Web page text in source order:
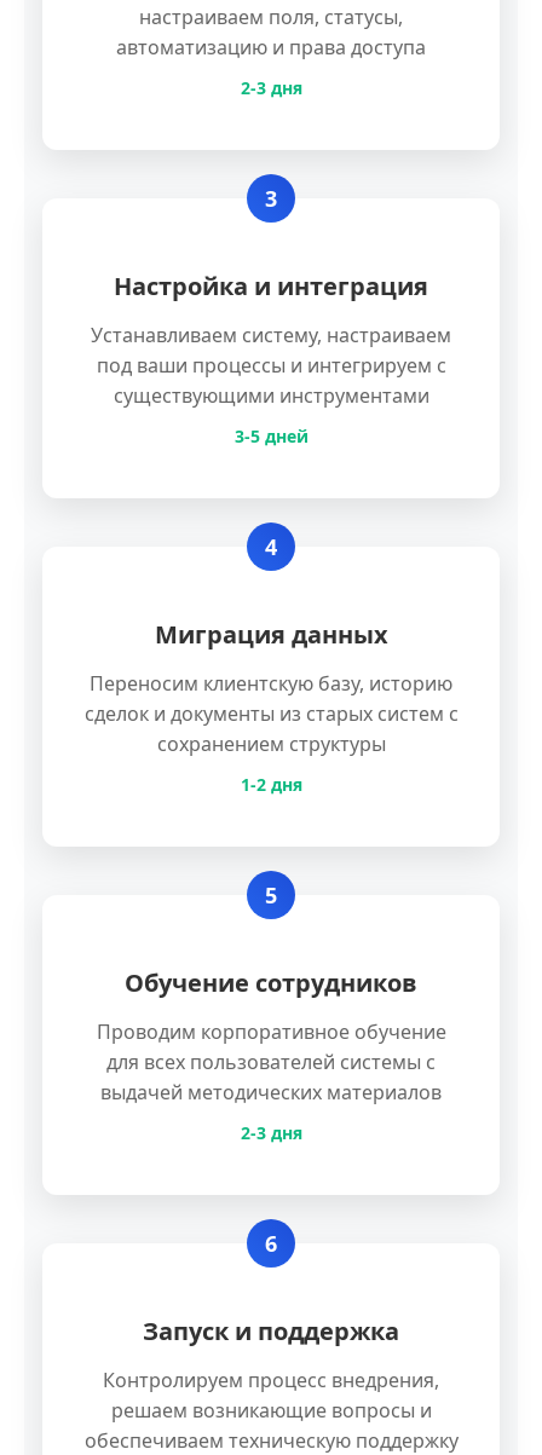
настраиваем поля, статусы,
автоматизацию и права доступа
2-3 дня
3
Настройка и интеграция
Устанавливаем систему, настраиваем
под ваши процессы и интегрируем с
существующими инструментами
3-5 дней
4
Миграция данных
Переносим клиентскую базу, историю
сделок и документы из старых систем с
сохранением структуры
1-2 дня
5
Обучение сотрудников
Проводим корпоративное обучение
для всех пользователей системы с
выдачей методических материалов
2-3 дня
6
Запуск и поддержка
Контролируем процесс внедрения,
решаем возникающие вопросы и
обеспечиваем техническую поддержку